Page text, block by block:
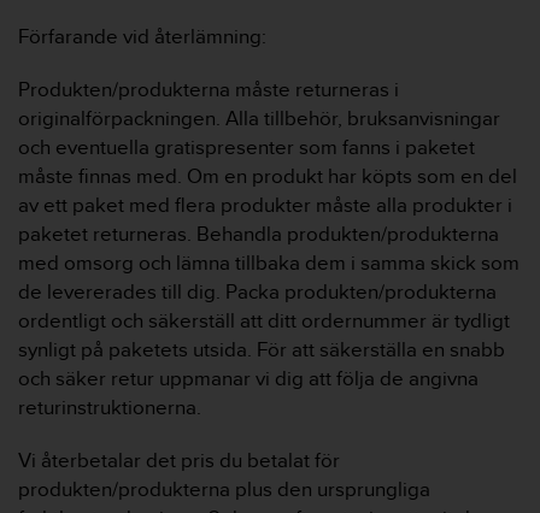
Förfarande vid återlämning:
Produkten/produkterna måste returneras i
originalförpackningen. Alla tillbehör, bruksanvisningar
och eventuella gratispresenter som fanns i paketet
måste finnas med. Om en produkt har köpts som en del
av ett paket med flera produkter måste alla produkter i
paketet returneras. Behandla produkten/produkterna
med omsorg och lämna tillbaka dem i samma skick som
de levererades till dig. Packa produkten/produkterna
ordentligt och säkerställ att ditt ordernummer är tydligt
synligt på paketets utsida. För att säkerställa en snabb
och säker retur uppmanar vi dig att följa de angivna
returinstruktionerna.
Vi återbetalar det pris du betalat för
produkten/produkterna plus den ursprungliga